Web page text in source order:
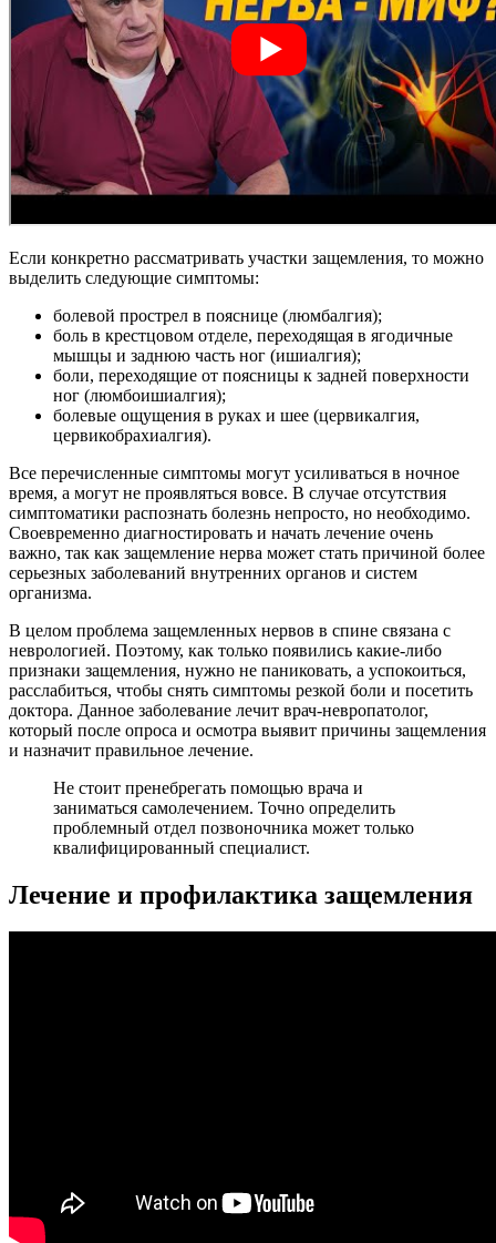
Если конкретно рассматривать участки защемления, то можно
выделить следующие симптомы:
болевой прострел в пояснице (люмбалгия);
боль в крестцовом отделе, переходящая в ягодичные
мышцы и заднюю часть ног (ишиалгия);
боли, переходящие от поясницы к задней поверхности
ног (люмбоишиалгия);
болевые ощущения в руках и шее (цервикалгия,
цервикобрахиалгия).
Все перечисленные симптомы могут усиливаться в ночное
время, а могут не проявляться вовсе. В случае отсутствия
симптоматики распознать болезнь непросто, но необходимо.
Своевременно диагностировать и начать лечение очень
важно, так как защемление нерва может стать причиной более
серьезных заболеваний внутренних органов и систем
организма.
В целом проблема защемленных нервов в спине связана с
неврологией. Поэтому, как только появились какие-либо
признаки защемления, нужно не паниковать, а успокоиться,
расслабиться, чтобы снять симптомы резкой боли и посетить
доктора. Данное заболевание лечит врач-невропатолог,
который после опроса и осмотра выявит причины защемления
и назначит правильное лечение.
Не стоит пренебрегать помощью врача и
заниматься самолечением. Точно определить
проблемный отдел позвоночника может только
квалифицированный специалист.
Лечение и профилактика защемления